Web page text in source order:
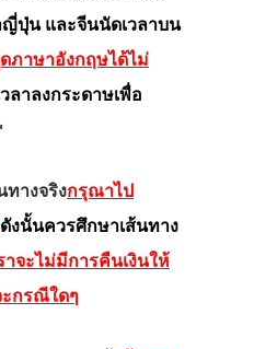
ปุ่น และจีนนัดเวลาบน
ภาษาอังกฤษได้ไม่
ลาลงกระดาษเพื่อ
ทางจริงกรุณาไป
ดังนั้นควรศึกษาเส้นทาง
าจะไม่มีการคืนเงินให้
กรณีใดๆ